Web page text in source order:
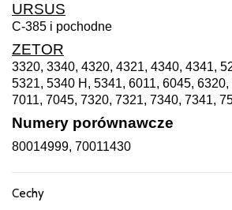
URSUS
C-385 i pochodne
ZETOR
3320, 3340, 4320, 4321, 4340, 4341,
5321, 5340 H, 5341, 6011, 6045,
7011, 7045, 7320, 7321, 7340, 7341,
Numery porównawcze
80014999, 70011430
Cechy